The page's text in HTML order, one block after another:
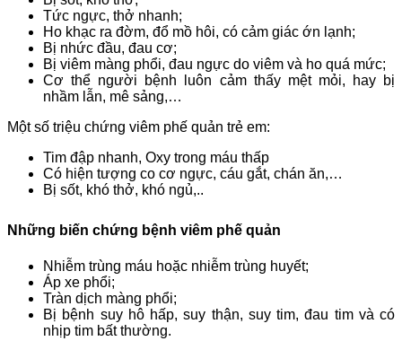
Tức ngực, thở nhanh;
Ho khạc ra đờm, đổ mồ hôi, có cảm giác ớn lạnh;
Bị nhức đầu, đau cơ;
Bị viêm màng phổi, đau ngực do viêm và ho quá mức;
Cơ thể người bệnh luôn cảm thấy mệt mỏi, hay bị
nhầm lẫn, mê sảng,…
Một số triệu chứng viêm phế quản trẻ em:
Tim đập nhanh, Oxy trong máu thấp
Có hiện tượng co cơ ngực, cáu gắt, chán ăn,…
Bị sốt, khó thở, khó ngủ,..
Những biến chứng bệnh viêm phế quản
Nhiễm trùng máu hoặc nhiễm trùng huyết;
Áp xe phổi;
Tràn dịch màng phổi;
Bị bệnh suy hô hấp, suy thận, suy tim, đau tim và có
nhịp tim bất thường.